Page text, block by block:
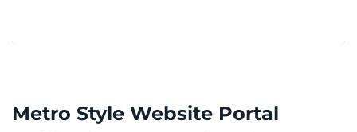
Metro Style Website Portal